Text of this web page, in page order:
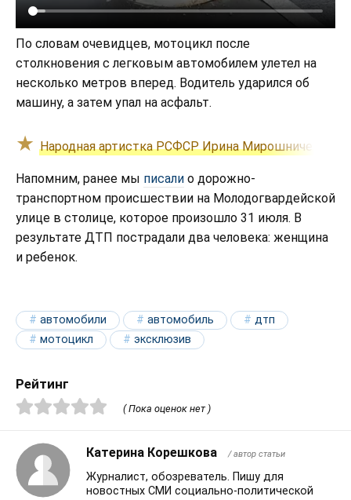
По словам очевидцев, мотоцикл после
столкновения с легковым автомобилем улетел на
несколько метров вперед. Водитель ударился об
машину, а затем упал на асфальт.
Народная артистка РСФСР Ирина Мирошниченко
Напомним, ранее мы писали о дорожно-
транспортном происшествии на Молодогвардейской
улице в столице, которое произошло 31 июля. В
результате ДТП пострадали два человека: женщина
и ребенок.
автомобили автомобиль
дтп
мотоцикл
эксклюзив
Рейтинг
( Пока оценок нет )
Катерина Корешкова / автор статьи
Журналист, обозреватель. Пишу для
новостных СМИ социально-политической